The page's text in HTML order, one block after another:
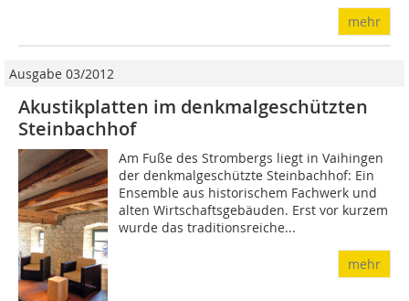
mehr
Ausgabe 03/2012
Akustikplatten im denkmalgeschützten
Steinbachhof
Am Fuße des Strombergs liegt in Vaihingen
der denkmalgeschützte Steinbachhof: Ein
Ensemble aus historischem Fachwerk und
alten Wirtschaftsgebäuden. Erst vor kurzem
wurde das traditionsreiche...
mehr